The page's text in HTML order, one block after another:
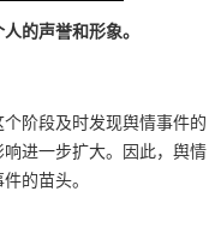
的声誉和形象。
阶段及时发现舆情事件的
进一步扩大。因此，舆情
的苗头。